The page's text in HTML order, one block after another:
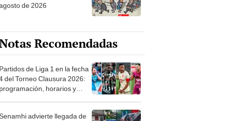
de 2026
Recomendadas
Partidos de Liga 1 en la fecha
del Torneo Clausura 2026:
programación, horarios y
advierte llegada de